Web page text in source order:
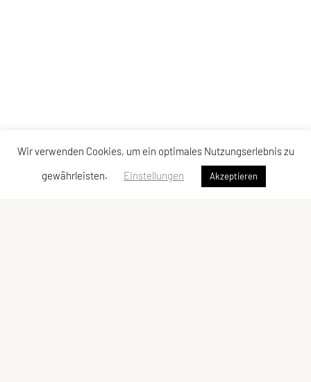
Wir verwenden Cookies, um ein optimales Nutzungserlebnis zu
gewährleisten.
Einstellungen Akzeptieren